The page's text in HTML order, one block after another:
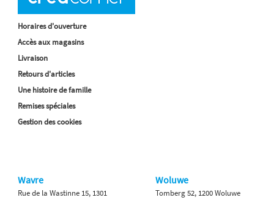
Horaires d'ouverture
Accès aux magasins
Livraison
Retours d'articles
Une histoire de famille
Remises spéciales
Gestion des cookies
Wavre
Rue de la Wastinne 15, 1301
Woluwe
Tomberg 52, 1200 Woluwe